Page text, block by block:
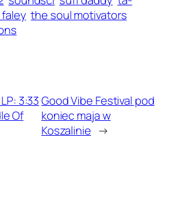
the soul motivators
3:33
Of
Good Vibe Festival pod
koniec maja w
Koszalinie →